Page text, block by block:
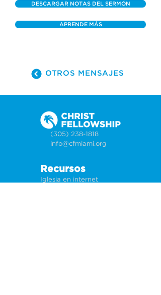
DESCARGAR NOTAS DEL SERMÓN
APRENDE MÁS
OTROS MENSAJES
(305) 238-1818
info@cfmiami.org
Recursos
Iglesia en internet